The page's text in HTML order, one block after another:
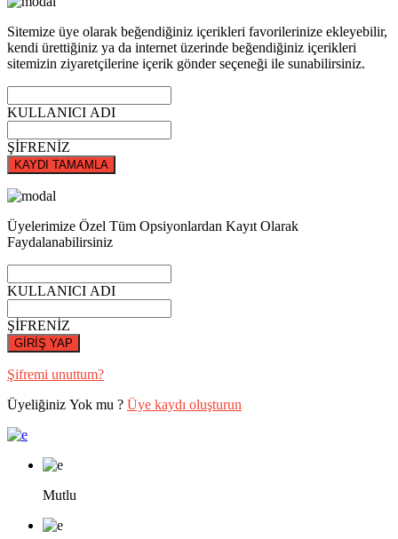
Sitemize üye olarak beğendiğiniz içerikleri favorilerinize ekleyebilir,
kendi ürettiğiniz ya da internet üzerinde beğendiğiniz içerikleri
sitemizin ziyaretçilerine içerik gönder seçeneği ile sunabilirsiniz.
KULLANICI ADI
ŞİFRENİZ
KAYDI TAMAMLA
Üyelerimize Özel Tüm Opsiyonlardan Kayıt Olarak
Faydalanabilirsiniz
KULLANICI ADI
ŞİFRENİZ
GİRİŞ YAP
Şifremi unuttum?
Üyeliğiniz Yok mu ? Üye kaydı oluşturun
Mutlu